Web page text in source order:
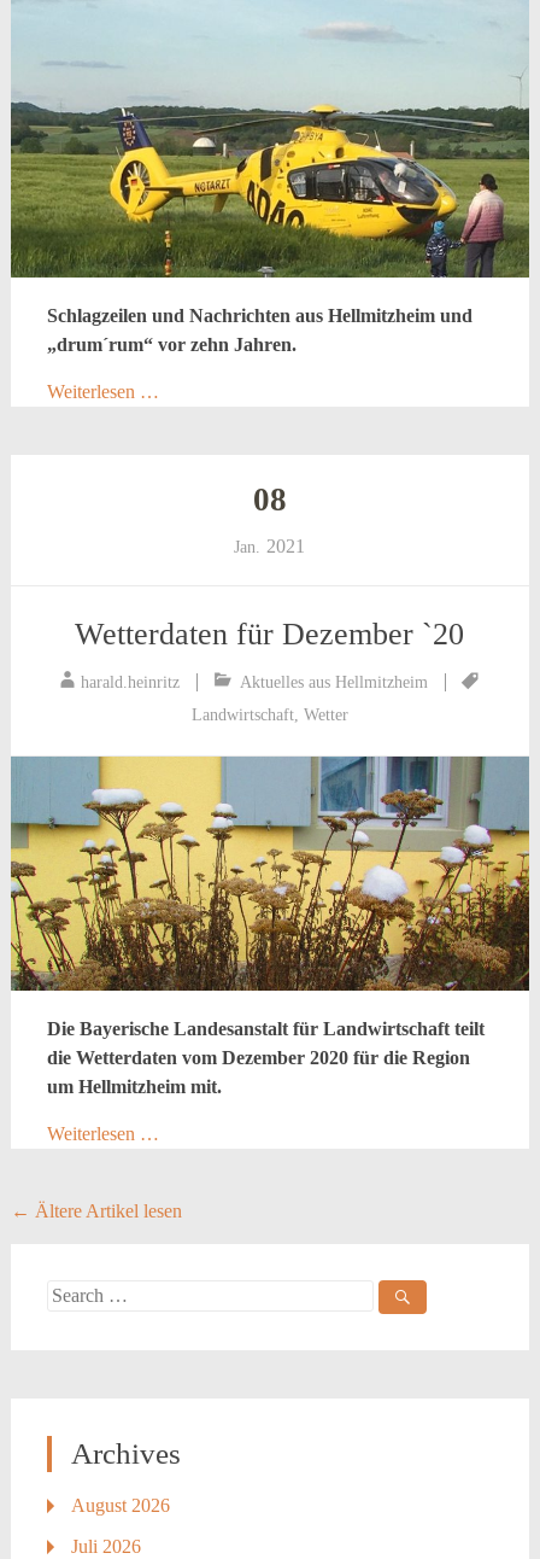
Schlagzeilen und Nachrichten aus Hellmitzheim und
„drum´rum“ vor zehn Jahren.
Weiterlesen …
08
Jan. 2021
Wetterdaten für Dezember `20
harald.heinritz
Aktuelles aus Hellmitzheim
Landwirtschaft, Wetter
Die Bayerische Landesanstalt für Landwirtschaft teilt
die Wetterdaten vom Dezember 2020 für die Region
um Hellmitzheim mit.
Weiterlesen …
Posts
← Ältere Artikel lesen
Search
Archives
August 2026
Juli 2026